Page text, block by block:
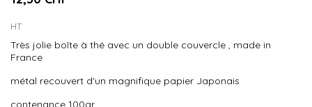
HT
Très jolie boîte à thé avec un double couvercle , made in
France
métal recouvert d'un magnifique papier Japonais